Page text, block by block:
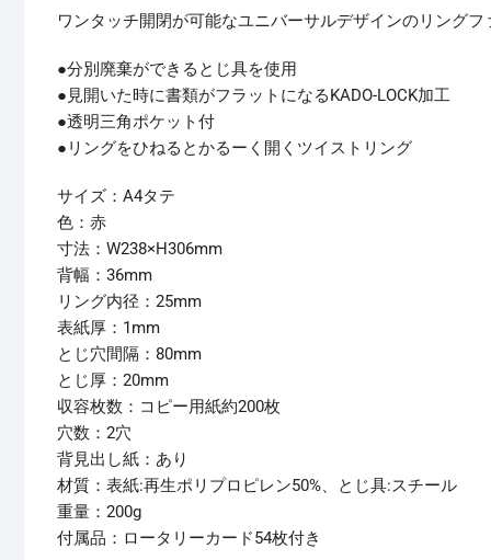
ワンタッチ開閉が可能なユニバーサルデザインのリングフ
●分別廃棄ができるとじ具を使用
●見開いた時に書類がフラットになるKADO-LOCK加工
●透明三角ポケット付
●リングをひねるとかるーく開くツイストリング
サイズ：A4タテ
色：赤
寸法：W238×H306mm
背幅：36mm
リング内径：25mm
表紙厚：1mm
とじ穴間隔：80mm
とじ厚：20mm
収容枚数：コピー用紙約200枚
穴数：2穴
背見出し紙：あり
材質：表紙:再生ポリプロピレン50%、とじ具:スチール
重量：200g
付属品：ロータリーカード54枚付き